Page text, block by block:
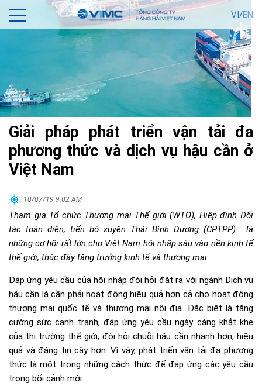
VI/EN
Giải pháp phát triển vận tải đa
phương thức và dịch vụ hậu cần ở
Việt Nam
10/07/19 9:02 AM
Tham gia Tổ chức Thương mại Thế giới (WTO), Hiệp định Đối
tác toàn diện, tiến bộ xuyên Thái Bình Dương (CPTPP)… là
những cơ hội rất lớn cho Việt Nam hội nhập sâu vào nền kinh tế
thế giới, thúc đẩy tăng trưởng kinh tế và thương mại.
Đáp ứng yêu cầu của hội nhập đòi hỏi đặt ra với ngành Dịch vụ
hậu cần là cần phải hoạt động hiệu quả hơn cả cho hoạt động
thương mại quốc tế và thương mại nội địa. Đặc biệt là tăng
cường sức cạnh tranh, đáp ứng yêu cầu ngày càng khắt khe
của thị trường thế giới, đòi hỏi chuỗi hậu cần nhanh hơn, hiệu
quả và đáng tin cậy hơn. Vì vậy, phát triển vận tải đa phương
thức là một trong những cách thức để đáp ứng các yêu cầu
trong bối cảnh mới.